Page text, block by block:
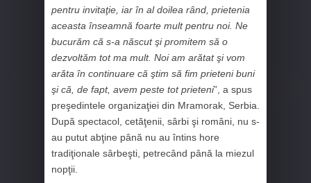
pentru invitaţie, iar în al doilea rând, prietenia
aceasta înseamnă foarte mult pentru noi. Ne
bucurăm că s-a născut şi promitem să o
dezvoltăm tot ma mult. Noi am arătat şi vom
arăta în continuare că ştim să fim prieteni buni
şi că, de fapt, avem peste tot prieteni”, a spus
preşedintele organizaţiei din Mramorak, Serbia.
După spectacol, cetăţenii, sârbi şi români, nu s-
au putut abţine până nu au întins hore
tradiţionale sârbeşti, petrecând până la miezul
nopţii.